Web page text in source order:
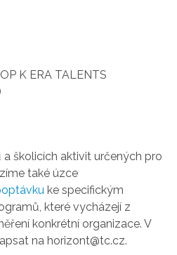
2024)
K ERA TALENTS
školicích aktivit určených pro
také úzce
ke specifickým
které vycházejí z
konkrétní organizace. V
na horizont@tc.cz.